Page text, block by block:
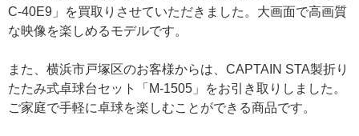
C-40E9」を買取りさせていただきました。大画面で高画質
な映像を楽しめるモデルです。
また、横浜市戸塚区のお客様からは、CAPTAIN STA製折り
たたみ式卓球台セット「M-1505」をお引き取りしました。
ご家庭で手軽に卓球を楽しむことができる商品です。